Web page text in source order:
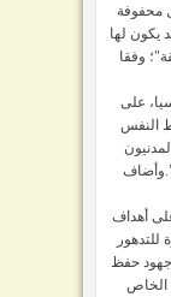
محفوفة
يكون لها
وفقا
على
النفس
أهداف
جهود حفظ
الخاص